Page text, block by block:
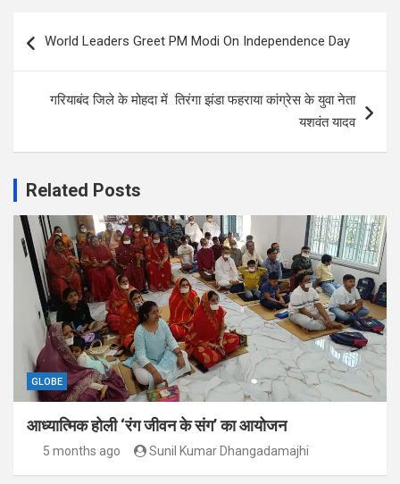
navigation
World Leaders Greet PM Modi On Independence Day
गरियाबंद जिले के मोहदा में तिरंगा झंडा फहराया कांग्रेस के युवा नेता
यशवंत यादव
Related Posts
GLOBE
आध्यात्मिक होली ‘रंग जीवन के संग’ का आयोजन
5 months ago Sunil Kumar Dhangadamajhi